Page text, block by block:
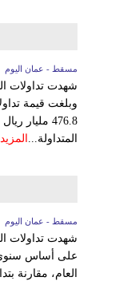
مسقط - عمان اليوم
476.8
المتداولة...
المزيد
مسقط - عمان اليوم